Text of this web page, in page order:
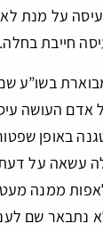
על מנת
חייבת בחלה.
בשו”ע שם
אדם העושה
באופן
עשאה על דעת
ממנה
נתבאר שם